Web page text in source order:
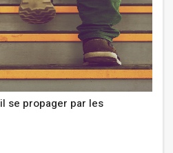
se propager par les